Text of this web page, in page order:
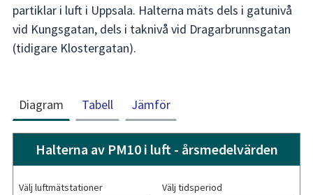
partiklar i luft i Uppsala. Halterna mäts dels i gatunivå
vid Kungsgatan, dels i taknivå vid Dragarbrunnsgatan
(tidigare Klostergatan).
Diagram Tabell Jämför
Halterna av PM10 i luft - årsmedelvärden
Välj luftmätstationer Välj tidsperiod